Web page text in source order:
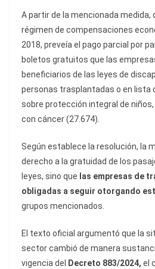
A partir de la mencionada medida,
régimen de compensaciones
2018, preveía el pago parcial por
boletos gratuitos que las
beneficiarios de las leyes de
personas trasplantadas o en lista
sobre protección integral de
con cáncer (27.674).
Según establece la resolución, la
derecho a la gratuidad de los
leyes, sino que las empresas de
obligadas a seguir otorgando
grupos mencionados.
El texto oficial argumentó que la
sector cambió de manera
vigencia del
Decreto 883/2024, el